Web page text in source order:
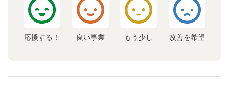
応援する！ 良い事業 もう少し 改善を希望